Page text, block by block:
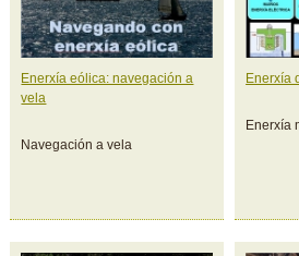
Enerxía eólica: navegación a
vela
Navegación a vela
Enerxía
Enerxía